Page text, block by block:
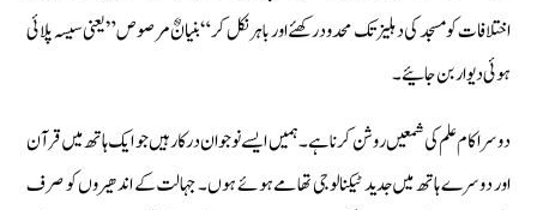
اختلافات کو مسجد کی دہلیز تک محدود رکھئے اور باہر نکل کر “بنیانٌ مرصوص” یعنی سیسہ پلائی
ہوئی دیوار بن جائیے۔
دوسرا کام علم کی شمعیں روشن کرنا ہے۔ ہمیں ایسے نوجوان درکار ہیں جو ایک ہاتھ میں قرآن
اور دوسرے ہاتھ میں جدید ٹیکنالوجی تھامے ہوئے ہوں۔ جہالت کے اندھیروں کو صرف